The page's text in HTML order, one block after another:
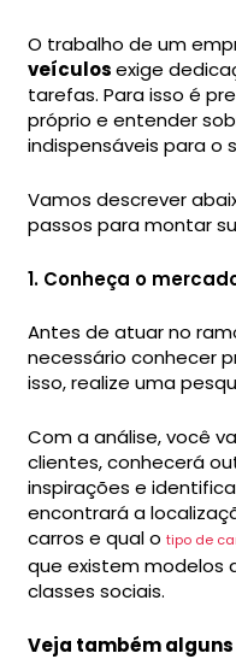
O trabalho de um
veículosexige
tarefas. Para isso é
próprio e entender
indispensáveis para o
Vamos descrever
passos para montar
1. Conheça o
Antes de atuar no
necessário conhecer
isso, realize uma
Com a análise, você
clientes, conhecerá
inspirações e
encontrará a
carros e qual otipo de
que existem modelos
classes sociais.
Veja também